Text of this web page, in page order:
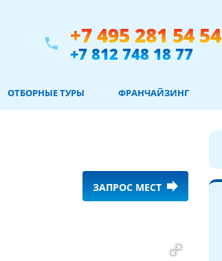
phone +7 495 281 54 54
+7 812 748 18 77
ОТБОРНЫЕ ТУРЫ ФРАНЧАЙЗИНГ
ЗАПРОС МЕСТ forward